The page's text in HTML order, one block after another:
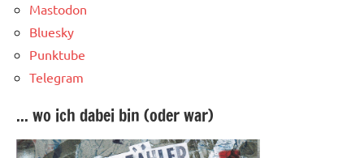
Mastodon
Bluesky
Punktube
Telegram
... wo ich dabei bin (oder war)